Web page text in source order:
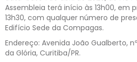
Assembleia terá início às 13h00, em
13h30, com qualquer número de
Edifício Sede da Compagas.
Endereço: Avenida João Gualberto,
da Glória, Curitiba/PR.